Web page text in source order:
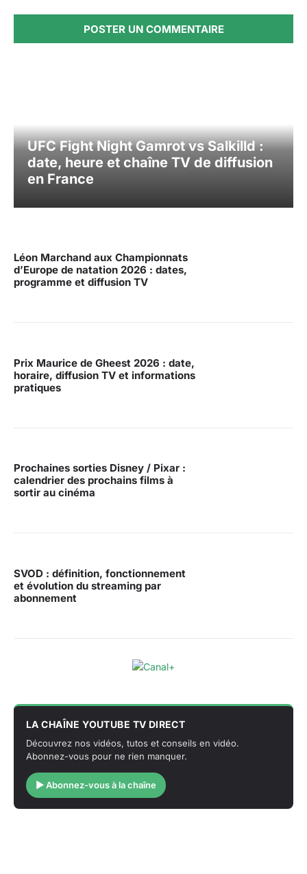
UFC Fight Night Gamrot vs Salkilld :
date, heure et chaîne TV de diffusion
en France
Léon Marchand aux Championnats
d’Europe de natation 2026 : dates,
programme et diffusion TV
Prix Maurice de Gheest 2026 : date,
horaire, diffusion TV et informations
pratiques
Prochaines sorties Disney / Pixar :
calendrier des prochains films à
sortir au cinéma
SVOD : définition, fonctionnement
et évolution du streaming par
abonnement
LA CHAÎNE YOUTUBE TV DIRECT
Découvrez nos vidéos, tutos et conseils en vidéo.
Abonnez-vous pour ne rien manquer.
▶ Abonnez-vous à la chaîne